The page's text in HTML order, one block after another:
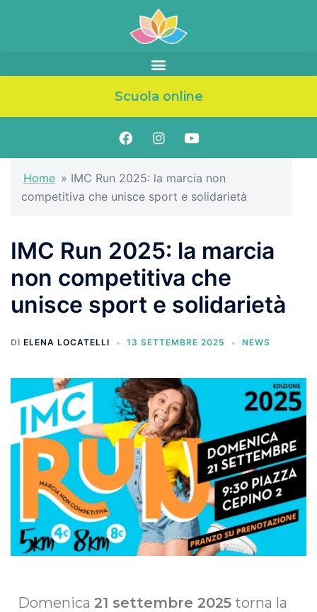
Scuola online
Home » IMC Run 2025: la marcia non
competitiva che unisce sport e solidarietà
IMC Run 2025: la marcia
non competitiva che
unisce sport e solidarietà
DI ELENA LOCATELLI 13 SETTEMBRE 2025 NEWS
Domenica 21 settembre 2025 torna la